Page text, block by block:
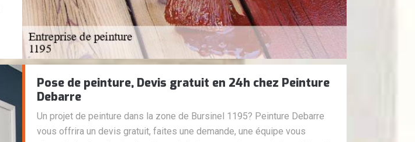
Pose de peinture, Devis gratuit en 24h chez Peinture
Debarre
Un projet de peinture dans la zone de Bursinel 1195? Peinture Debarre
vous offrira un devis gratuit, faites une demande, une équipe vous